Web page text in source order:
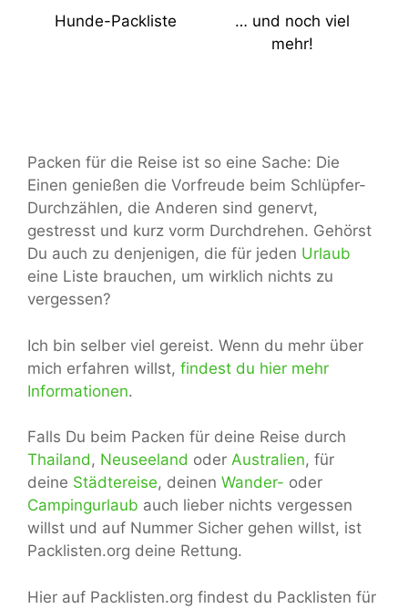
Hunde-Packliste
… und noch viel
mehr!
Packen für die Reise ist so eine Sache: Die
Einen genießen die Vorfreude beim Schlüpfer-
Durchzählen, die Anderen sind genervt,
gestresst und kurz vorm Durchdrehen. Gehörst
Du auch zu denjenigen, die für jeden Urlaub
eine Liste brauchen, um wirklich nichts zu
vergessen?
Ich bin selber viel gereist. Wenn du mehr über
mich erfahren willst, findest du hier mehr
Informationen.
Falls Du beim Packen für deine Reise durch
Thailand, Neuseeland oder Australien, für
deine Städtereise, deinen Wander- oder
Campingurlaub auch lieber nichts vergessen
willst und auf Nummer Sicher gehen willst, ist
Packlisten.org deine Rettung.
Hier auf Packlisten.org findest du Packlisten für